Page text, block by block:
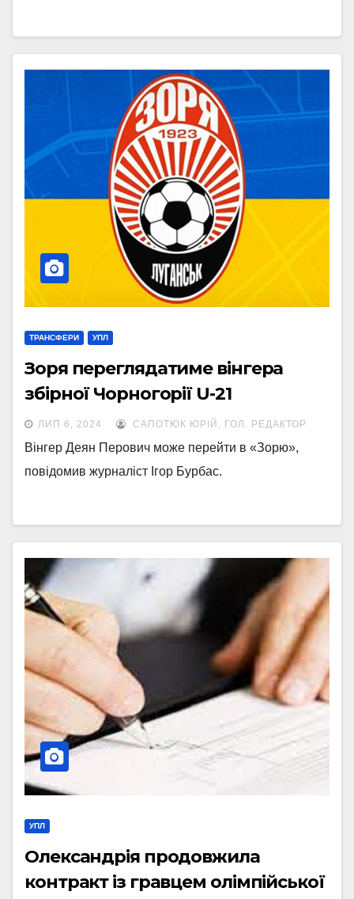
ТРАНСФЕРИ УПЛ
Зоря переглядатиме вінгера
збірної Чорногорії U-21
ЛИП 6, 2024 САПОТЮК ЮРІЙ, ГОЛ. РЕДАКТОР
Вінгер Деян Перович може перейти в «Зорю»,
повідомив журналіст Ігор Бурбас.
УПЛ
Олександрія продовжила
контракт із гравцем олімпійської